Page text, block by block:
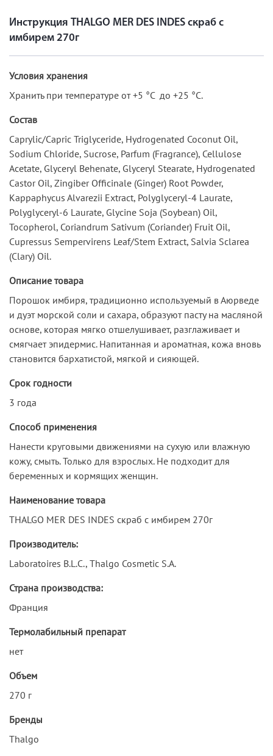
Инструкция THALGO MER DES INDES скраб с
имбирем 270г
Условия хранения
Хранить при температуре от +5 °C до +25 °C.
Состав
Caprylic/Capric Triglyceride, Hydrogenated Coconut Oil,
Sodium Chloride, Sucrose, Parfum (Fragrance), Cellulose
Acetate, Glyceryl Behenate, Glyceryl Stearate, Hydrogenated
Castor Oil, Zingiber Officinale (Ginger) Root Powder,
Kappaphycus Alvarezii Extract, Polyglyceryl-4 Laurate,
Polyglyceryl-6 Laurate, Glycine Soja (Soybean) Oil,
Tocopherol, Coriandrum Sativum (Coriander) Fruit Oil,
Cupressus Sempervirens Leaf/Stem Extract, Salvia Sclarea
(Clary) Oil.
Описание товара
Порошок имбиря, традиционно используемый в Аюрведе
и дуэт морской соли и сахара, образуют пасту на масляной
основе, которая мягко отшелушивает, разглаживает и
смягчает эпидермис. Напитанная и ароматная, кожа вновь
становится бархатистой, мягкой и сияющей.
Срок годности
3 года
Способ применения
Нанести круговыми движениями на сухую или влажную
кожу, смыть. Только для взрослых. Не подходит для
беременных и кормящих женщин.
Наименование товара
THALGO MER DES INDES скраб с имбирем 270г
Производитель:
Laboratoires B.L.C., Thalgo Cosmetic S.A.
Страна производства:
Франция
Термолабильный препарат
нет
Объем
270 г
Бренды
Thalgo